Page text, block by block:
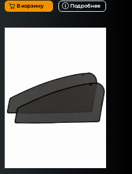
В корзину Подробнее